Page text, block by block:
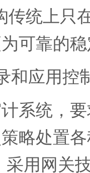
传统上只
可靠的
和应用控
系统，
略处置
采用网关